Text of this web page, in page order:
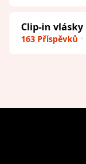
Clip-in vlásky
163 Příspěvků